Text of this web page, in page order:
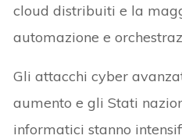
cloud distribuiti e la
automazione e
Gli attacchi cyber
aumento e gli Stati
informatici stanno